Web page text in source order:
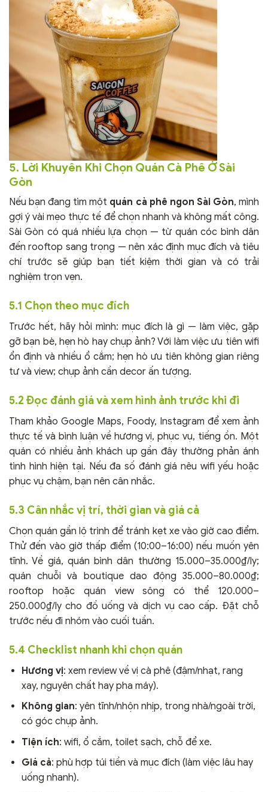
5. Lời Khuyên Khi Chọn Quán Cà Phê Ở Sài
Gòn
Nếu bạn đang tìm một quán cà phê ngon Sài Gòn, mình
gợi ý vài mẹo thực tế để chọn nhanh và không mất công.
Sài Gòn có quá nhiều lựa chọn — từ quán cóc bình dân
đến rooftop sang trọng — nên xác định mục đích và tiêu
chí trước sẽ giúp bạn tiết kiệm thời gian và có trải
nghiệm trọn vẹn.
5.1 Chọn theo mục đích
Trước hết, hãy hỏi mình: mục đích là gì — làm việc, gặp
gỡ bạn bè, hẹn hò hay chụp ảnh? Với làm việc ưu tiên wifi
ổn định và nhiều ổ cắm; hẹn hò ưu tiên không gian riêng
tư và view; chụp ảnh cần decor ấn tượng.
5.2 Đọc đánh giá và xem hình ảnh trước khi đi
Tham khảo Google Maps, Foody, Instagram để xem ảnh
thực tế và bình luận về hương vị, phục vụ, tiếng ồn. Một
quán có nhiều ảnh khách up gần đây thường phản ánh
tình hình hiện tại. Nếu đa số đánh giá nêu wifi yếu hoặc
phục vụ chậm, bạn nên cân nhắc.
5.3 Cân nhắc vị trí, thời gian và giá cả
Chọn quán gần lộ trình để tránh kẹt xe vào giờ cao điểm.
Thử đến vào giờ thấp điểm (10:00–16:00) nếu muốn yên
tĩnh. Về giá, quán bình dân thường 15.000–35.000₫/ly;
quán chuỗi và boutique dao động 35.000–80.000₫;
rooftop hoặc quán view sông có thể 120.000–
250.000₫/ly cho đồ uống và dịch vụ cao cấp. Đặt chỗ
trước nếu đi nhóm vào cuối tuần.
5.4 Checklist nhanh khi chọn quán
Hương vị: xem review về vị cà phê (đậm/nhạt, rang
xay, nguyên chất hay pha máy).
Không gian: yên tĩnh/nhộn nhịp, trong nhà/ngoài trời,
có góc chụp ảnh.
Tiện ích: wifi, ổ cắm, toilet sạch, chỗ để xe.
Giá cả: phù hợp túi tiền và mục đích (làm việc lâu hay
uống nhanh).